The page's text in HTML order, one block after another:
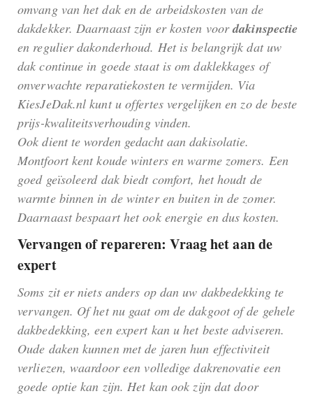
omvang van het dak en de arbeidskosten van de
dakdekker. Daarnaast zijn er kosten voordakinspectie
en regulier dakonderhoud. Het is belangrijk dat uw
dak continue in goede staat is om daklekkages of
onverwachte reparatiekosten te vermijden. Via
KiesJeDak.nl kunt u offertes vergelijken en zo de beste
prijs-kwaliteitsverhouding vinden.
Ook dient te worden gedacht aan dakisolatie.
Montfoort kent koude winters en warme zomers. Een
goed geïsoleerd dak biedt comfort, het houdt de
warmte binnen in de winter en buiten in de zomer.
Daarnaast bespaart het ook energie en dus kosten.
Vervangen of repareren: Vraag het aan de
expert
Soms zit er niets anders op dan uw dakbedekking te
vervangen. Of het nu gaat om de dakgoot of de gehele
dakbedekking, een expert kan u het beste adviseren.
Oude daken kunnen met de jaren hun effectiviteit
verliezen, waardoor een volledige dakrenovatie een
goede optie kan zijn. Het kan ook zijn dat door